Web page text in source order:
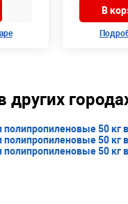
В
50 кг
50 кг
50 кг